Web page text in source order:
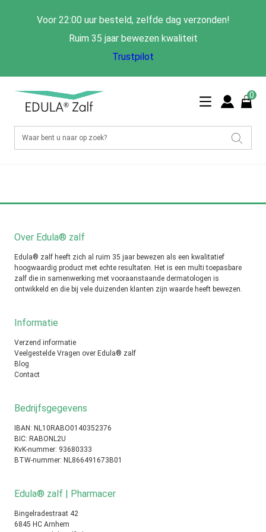
Voor 22:00 uur besteld, zelfde dag verzonden!
Ruim 35 jaar bewezen kwaliteit
Trustpilot
0
Over Edula® zalf
Edula® zalf heeft zich al ruim 35 jaar bewezen als een kwalitatief
hoogwaardig product met echte resultaten. Het is een multi toepasbare
zalf die in samenwerking met vooraanstaande dermatologen is
ontwikkeld en die bij vele duizenden klanten zijn waarde heeft bewezen.
Informatie
Verzend informatie
Veelgestelde Vragen over Edula® zalf
Blog
Contact
Bedrijfsgegevens
IBAN: NL10RABO0140352376
BIC: RABONL2U
KvK-nummer: 93680333
BTW-nummer: NL866491673B01
Edula® zalf | Pharmacer
Bingelradestraat 42
6845 HC Arnhem